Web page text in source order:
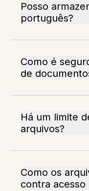
Posso
português?
Como é
de
Há um limite
arquivos?
Como os
contra acesso